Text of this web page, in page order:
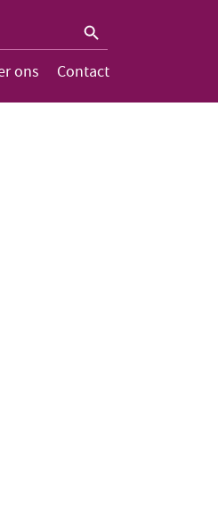
Zoek
naar:
ons Contact